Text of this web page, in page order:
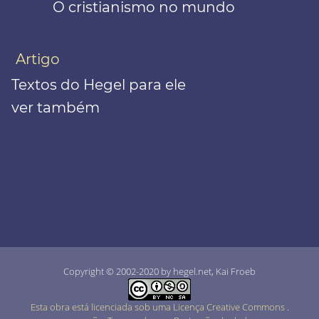
O cristianismo no mundo
Artigo
Textos do Hegel para ele
ver também
Copyright © 2002-2020 by hegel.net, Kai Froeb
Esta obra está licenciada sob uma Licença Creative Commons .